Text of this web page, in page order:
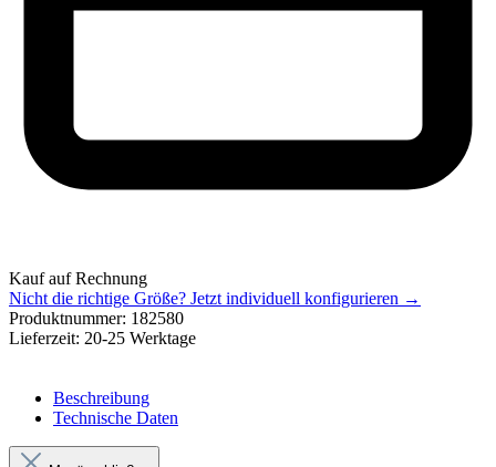
Kauf auf Rechnung
Nicht die richtige Größe? Jetzt individuell konfigurieren →
Produktnummer: 182580
Lieferzeit: 20-25 Werktage
Beschreibung
Technische Daten